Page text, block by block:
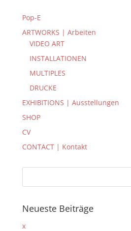
Pop-E
ARTWORKS | Arbeiten
VIDEO ART
INSTALLATIONEN
MULTIPLES
DRUCKE
EXHIBITIONS | Ausstellungen
SHOP
CV
CONTACT | Kontakt
Neueste Beiträge
x